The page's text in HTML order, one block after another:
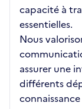
capacité à
essentielles.
Nous
assurer une
différents